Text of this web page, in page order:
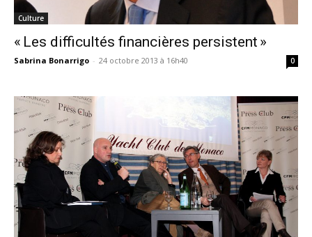
Culture
« Les difficultés financières persistent »
Sabrina Bonarrigo - 24 octobre 2013 à 16h40 0